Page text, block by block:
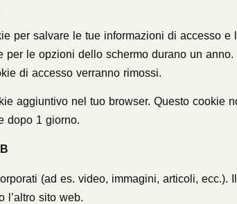
per salvare le tue informazioni di accesso
le opzioni dello schermo durano un
di accesso verranno rimossi.
aggiuntivo nel tuo browser. Questo cookie
dopo 1 giorno.
(ad es. video, immagini, articoli, ecc.).
l’altro sito web.